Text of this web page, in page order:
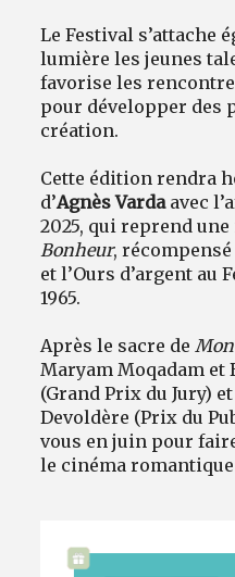
Le Festival s’attache
lumière les jeunes
favorise les
pour développer des
création.
Cette édition rendra
d’Agnès Vardaavec
2025, qui reprend
Bonheur,
et l’Ours d’argent au
1965.
Après le sacre de
Maryam Moqadam et
(Grand Prix du Jury) et
Devoldère (Prix du
vous en juin pour
le cinéma romantique